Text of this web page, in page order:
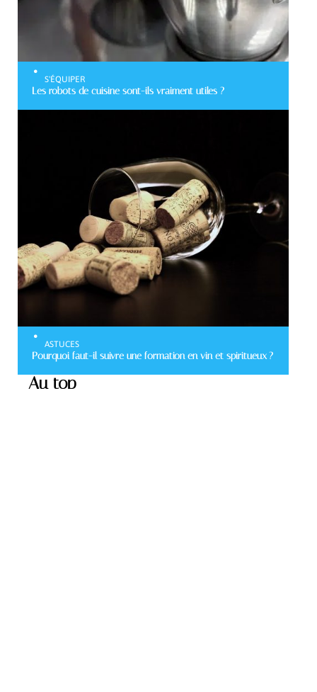
S'ÉQUIPER
Les robots de cuisine sont-ils vraiment utiles ?
ASTUCES
Pourquoi faut-il suivre une formation en vin et spiritueux ?
Au top